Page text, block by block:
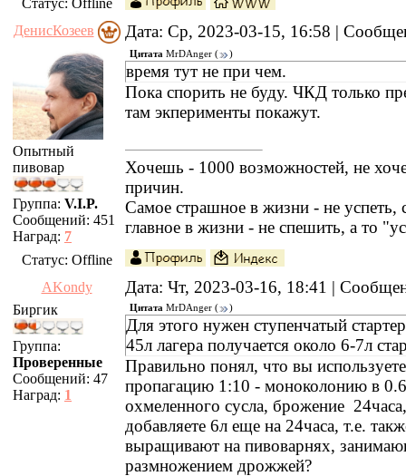
Статус: Offline
ДенисКозеев
Дата: Ср, 2023-03-15, 16:58 |
Опытный
пивовар
Группа: V.I.P.
Сообщений: 451
Наград: 7
Цитата MrDAnger ( )
время тут не при чем.
Пока спорить не буду. ЧКД только
там экперименты покажут.
Хочешь - 1000 возможностей, не
причин.
Самое страшное в жизни - не успеть,
главное в жизни - не спешить, а то
Статус: Offline
AKondy
Дата: Чт, 2023-03-16, 18:41 |
Биргик
Группа:
Проверенные
Сообщений: 47
Наград: 1
Цитата MrDAnger ( )
Для этого нужен ступенчатый
45л лагера получается около 6-7л
Правильно понял, что вы используете
пропагацию 1:10 - моноколонию в
охмеленного сусла, брожение
добавляете 6л еще на 24часа, т.е.
выращивают на пивоварнях,
размножением дрожжей?